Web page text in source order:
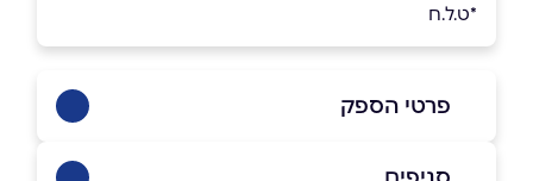
*ט.ל.ח
פרטי הספק